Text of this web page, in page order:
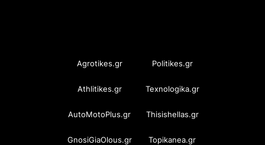
Agrotikes.gr Politikes.gr
Athlitikes.gr Texnologika.gr
AutoMotoPlus.gr Thisishellas.gr
GnosiGiaOlous.gr Topikanea.gr